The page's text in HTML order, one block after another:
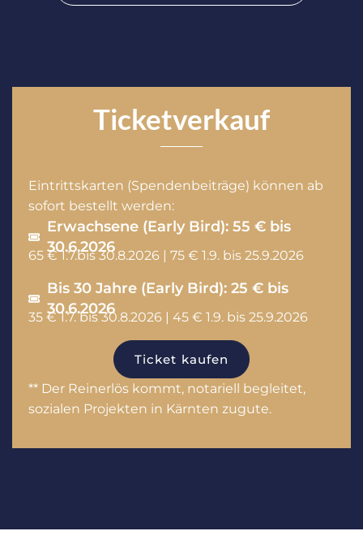
Ticketverkauf
Eintrittskarten (Spendenbeiträge) können ab
sofort bestellt werden:
Erwachsene (Early Bird): 55 € bis
30.6.2026
65 € 1.7.bis 30.8.2026 | 75 € 1.9. bis 25.9.2026
Bis 30 Jahre (Early Bird): 25 € bis
30.6.2026
35 € 1.7. bis 30.8.2026 | 45 € 1.9. bis 25.9.2026
Ticket kaufen
** Der Reinerlös kommt, notariell begleitet,
sozialen Projekten in Kärnten zugute.